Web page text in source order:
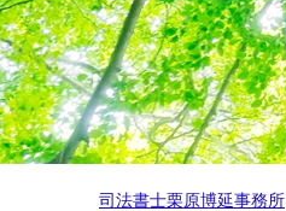
司法書士栗原博延事務所